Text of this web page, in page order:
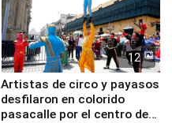
12
Artistas de circo y payasos
desfilaron en colorido
pasacalle por el centro de